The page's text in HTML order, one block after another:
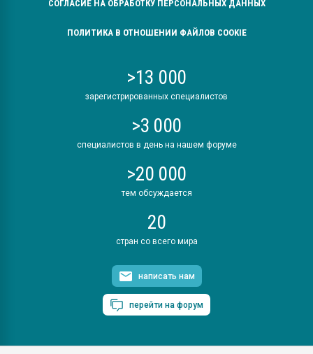
СОГЛАСИЕ НА ОБРАБОТКУ ПЕРСОНАЛЬНЫХ ДАННЫХ
ПОЛИТИКА В ОТНОШЕНИИ ФАЙЛОВ COOKIE
>13 000
зарегистрированных специалистов
>3 000
специалистов в день на нашем форуме
>20 000
тем обсуждается
20
стран со всего мира
написать нам
перейти на форум